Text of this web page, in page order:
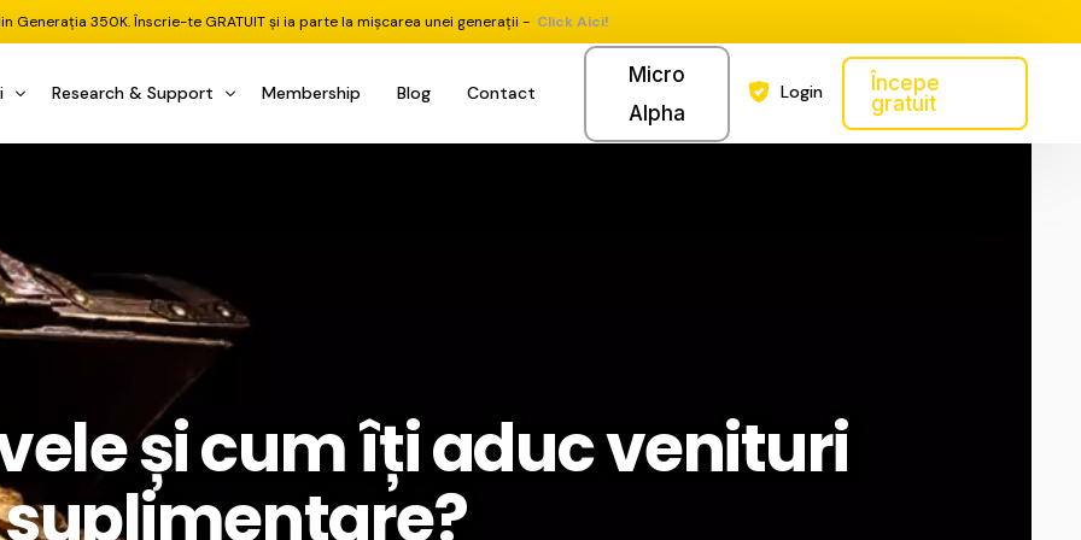
Generația 350K. Înscrie-te GRATUIT și ia parte la mișcarea unei generații - Click Aici!
Execuție
ETF
Acțiuni
Dive Stocks
Tracking
Mecanice
EA MT5
Research & Support
Q&A LIVE
Comunitate Premium
Chat & Suport Mentor
1 la 1 Mentor
Membership Blog Contact
Micro
Alpha
Login
Începe
gratuit
și cum îți aduc venituri
suplimentare?